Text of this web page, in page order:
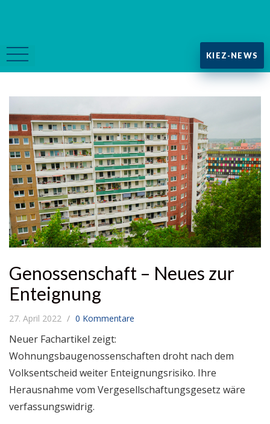
KIEZ-NEWS
Genossenschaft – Neues zur
Enteignung
27. April 2022 0 Kommentare
Neuer Fachartikel zeigt:
Wohnungsbaugenossenschaften droht nach dem
Volksentscheid weiter Enteignungsrisiko. Ihre
Herausnahme vom Vergesellschaftungsgesetz wäre
verfassungswidrig.